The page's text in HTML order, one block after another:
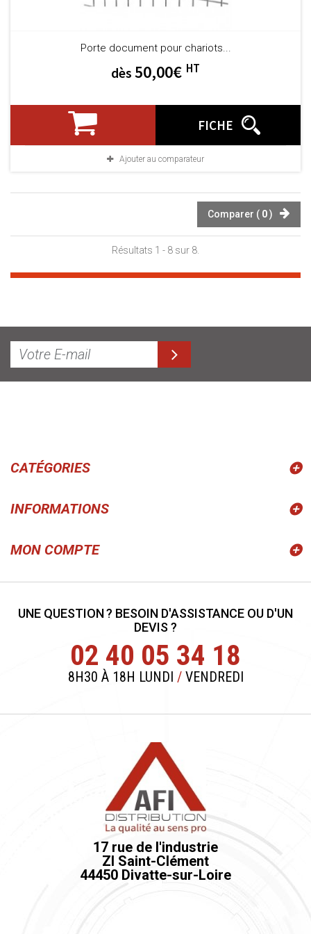
Porte document pour chariots...
dès 50,00€ HT
FICHE
Ajouter au comparateur
Comparer ( 0)
Résultats 1 - 8 sur 8.
CATÉGORIES
INFORMATIONS
MON COMPTE
UNE QUESTION ? BESOIN D'ASSISTANCE OU D'UN
DEVIS ?
02 40 05 34 18
8H30 À 18H LUNDI /VENDREDI
17 rue de l'industrie
ZI Saint-Clément
44450 Divatte-sur-Loire